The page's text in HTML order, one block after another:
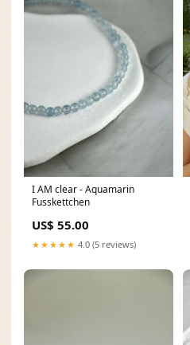
I AM clear - Aquamarin
Fusskettchen
US$ 55.00
★★★★★ 4.0 (5 reviews)